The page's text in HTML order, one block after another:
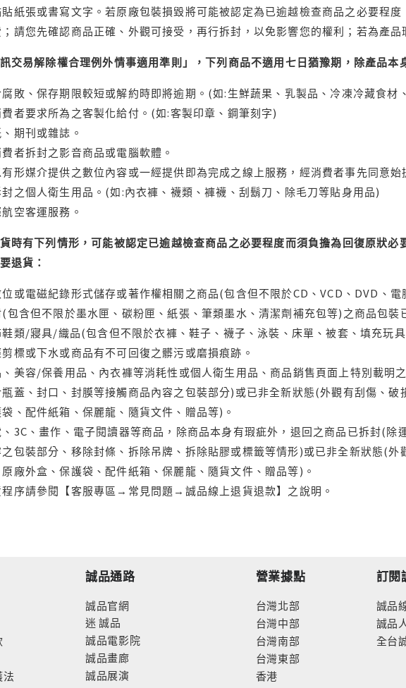
貼紙張或書寫文字。若原廠包裝損毀將可能被認定為已逾越檢查商品之必要程
請您先確認商品正確、外觀可接受，再行拆封，以免影響您的權利；若為產
交易解除權合理例外情事適用準則」，下列商品不適用七日猶豫期，除產品本
敗、保存期限較短或解約時即將逾期。(如:生鮮蔬果、乳製品、冷凍冷藏食材
者要求所為之客製化給付。(如:客製印章、鋼筆刻字)
期刊或雜誌。
者拆封之影音商品或電腦軟體。
形媒介提供之數位內容或一經提供即為完成之線上服務，經消費者事先同意
封之個人衛生用品。(如:內衣褲、襪類、褲襪、刮鬍刀、除毛刀等貼身用品)
空客運服務。
時有下列情形，可能被認定已逾越檢查商品之必要程度而須負擔為回復原狀
退貨：
或電磁紀錄形式儲存或著作權相關之商品(包含但不限於CD、VCD、DVD、
包含但不限於墨水匣、碳粉匣、紙張、筆類墨水、清潔劑補充包等)之商品包
類/寢具/織品(包含但不限於衣褲、鞋子、襪子、泳裝、床單、被套、填充玩
標或下水或商品有不可回復之髒污或磨損痕跡。
美容/保養用品、內衣褲等消耗性或個人衛生用品、商品銷售頁面上特別載明
瓶蓋、封口、封膜等接觸商品內容之包裝部分)或已非全新狀態(外觀有刮傷、
、配件紙箱、保麗龍、隨貨文件、贈品等)。
、3C、畫作、電子閱讀器等商品，除商品本身有瑕疵外，退回之商品已拆封(
之包裝部分、移除封條、拆除吊牌、拆除貼膠或標籤等情形)或已非全新狀態(
廠外盒、保護袋、配件紙箱、保麗龍、隨貨文件、贈品等)。
序請參閱【客服專區→常見問題→誠品線上退貨退款】之說明。
誠品通路
誠品官網
迷 誠品
誠品電影院
誠品畫廊
誠品展演
營業據點
台灣北部
台灣中部
台灣南部
台灣東部
香港
訂閱
誠品
誠品
全台